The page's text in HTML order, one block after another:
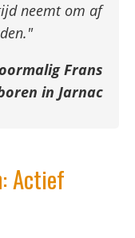
neemt om af
Frans
in Jarnac
Actief